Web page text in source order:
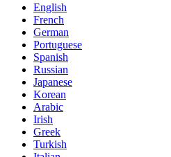
English
French
German
Portuguese
Spanish
Russian
Japanese
Korean
Arabic
Irish
Greek
Turkish